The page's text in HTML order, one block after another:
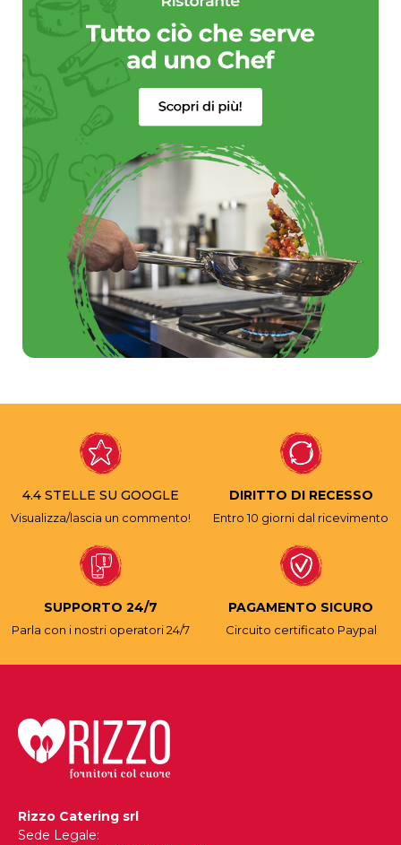
4.4 STELLE SU GOOGLE
Visualizza/lascia un commento!
DIRITTO DI RECESSO
Entro 10 giorni dal ricevimento
SUPPORTO 24/7
Parla con i nostri operatori 24/7
PAGAMENTO SICURO
Circuito certificato Paypal
Rizzo Catering srl
Sede Legale: